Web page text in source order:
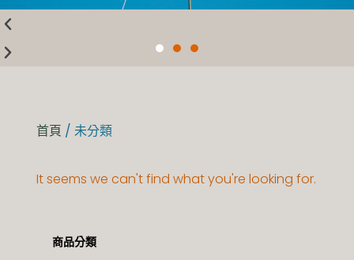
首頁 / 未分類
It seems we can't find what you're looking for.
商品分類